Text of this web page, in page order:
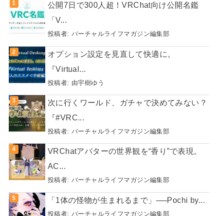
公開7日で300人超！VRChat向け公開名鑑
「V...
投稿者: バーチャルライフマガジン編集部
オプション設定を見直して快適に。
『Virtual...
投稿者: 由宇樹ゆう
次に行くワールド、ガチャで決めてみない？
『#VRC...
投稿者: バーチャルライフマガジン編集部
VRChatアバターの世界観を“香り”で表現。
AC...
投稿者: バーチャルライフマガジン編集部
「1体の怪物が生まれるまで」──Pochi by...
投稿者: バーチャルライフマガジン編集部